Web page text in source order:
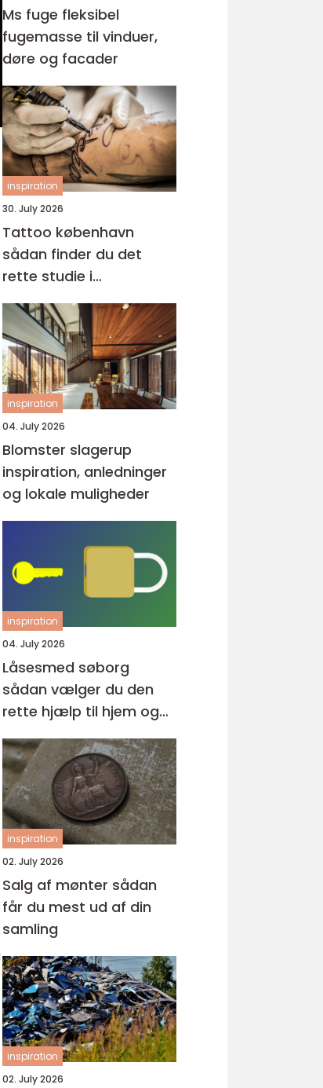
Ms fuge fleksibel
fugemasse til vinduer,
døre og facader
inspiration
30. July 2026
Tattoo københavn
sådan finder du det
rette studie i
hovedstaden
inspiration
04. July 2026
Blomster slagerup
inspiration, anledninger
og lokale muligheder
inspiration
04. July 2026
Låsesmed søborg
sådan vælger du den
rette hjælp til hjem og
erhverv
inspiration
02. July 2026
Salg af mønter sådan
får du mest ud af din
samling
inspiration
02. July 2026